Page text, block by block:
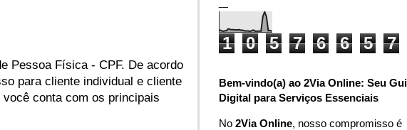
Pessoa Física - CPF. De acordo
para cliente individual e cliente
conta com os principais
1 0 5 7 6 6 5 7
Bem-vindo(a) ao 2Via Online: Seu
Digital para Serviços Essenciais
No 2Via Online, nosso compromisso é